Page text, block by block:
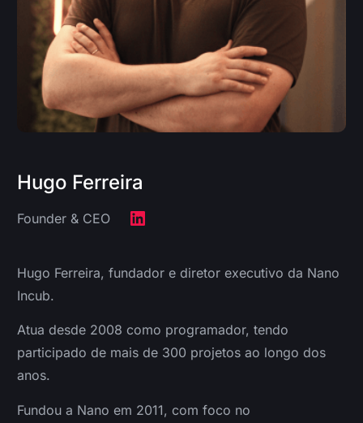
Hugo Ferreira
Founder & CEO
Hugo Ferreira, fundador e diretor executivo da Nano
Incub.
Atua desde 2008 como programador, tendo
participado de mais de 300 projetos ao longo dos
anos.
Fundou a Nano em 2011, com foco no